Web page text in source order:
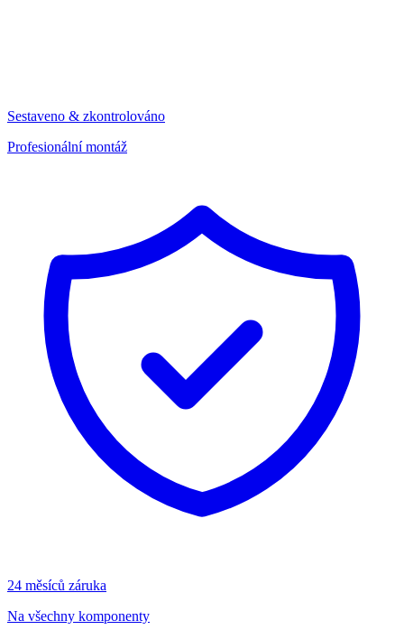
Sestaveno & zkontrolováno
Profesionální montáž
24 měsíců záruka
Na všechny komponenty